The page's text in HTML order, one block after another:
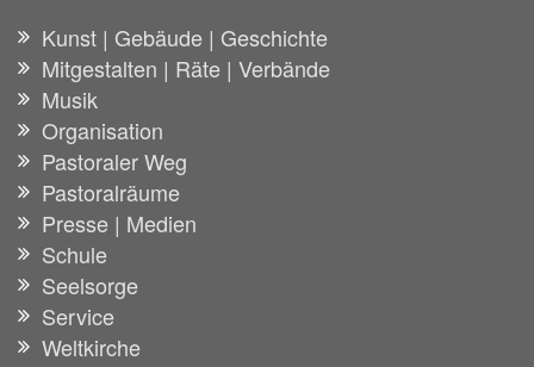
Kunst | Gebäude | Geschichte
Mitgestalten | Räte | Verbände
Musik
Organisation
Pastoraler Weg
Pastoralräume
Presse | Medien
Schule
Seelsorge
Service
Weltkirche